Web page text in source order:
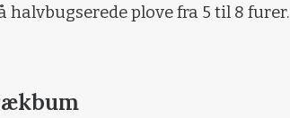
halvbugserede plove fra 5 til 8 furer.